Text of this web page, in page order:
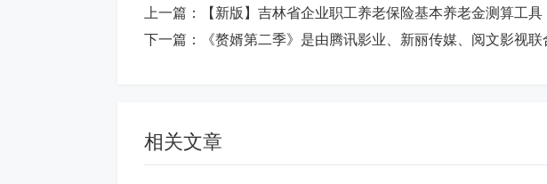
法导出全部个人缴费明细。
上一篇：
【新版】吉林省企业职工养老保险基本养老金测算工具
下一篇：
《赘婿第二季》是由腾讯影业、新丽传媒、阅文影视联合出品，邓科执导，郑卓群编剧，郭麒
相关文章